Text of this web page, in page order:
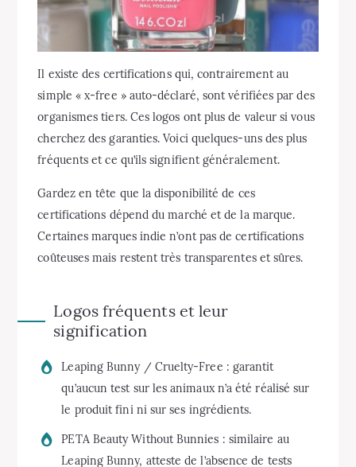
Il existe des certifications qui, contrairement au
simple « x-free » auto-déclaré, sont vérifiées par des
organismes tiers. Ces logos ont plus de valeur si vous
cherchez des garanties. Voici quelques-uns des plus
fréquents et ce qu’ils signifient généralement.
Gardez en tête que la disponibilité de ces
certifications dépend du marché et de la marque.
Certaines marques indie n’ont pas de certifications
coûteuses mais restent très transparentes et sûres.
Logos fréquents et leur
signification
Leaping Bunny / Cruelty-Free : garantit
qu’aucun test sur les animaux n’a été réalisé sur
le produit fini ni sur ses ingrédients.
PETA Beauty Without Bunnies : similaire au
Leaping Bunny, atteste de l’absence de tests